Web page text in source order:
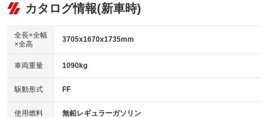
リフトアップ
：装備なし
：装備なし
パワーウィンドウ
アイドリングストップ
：装備あり
USB入力端子
：装備なし
100V電源
：装備なし
ビジュアル
：装備なし
：装備あり
革シート
キーレス
HID(キセノンライト)
：装備なし
バックカメラ
カタログ情報(新車時)
全長×全幅
×全高
3705x1670x1735mm
車両重量 1090kg
駆動形式 FF
使用燃料 無鉛レギュラーガソリン